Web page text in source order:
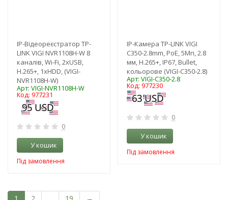
IP-Відеореєстратор TP-
LINK VIGI NVR1108H-W 8
каналів, Wi-Fi, 2xUSB,
H.265+, 1xHDD, (VIGI-
NVR1108H-W)
Арт: VIGI-NVR1108H-W
Код: 977231
0
У кошик
Під замовлення
IP-Камера TP-LINK VIGI
C350-2.8mm, PoE, 5Мп, 2.8
мм, H.265+, IP67, Bullet,
кольорове (VIGI-C350-2.8)
Арт: VIGI-C350-2.8
Код: 977230
0
У кошик
Під замовлення
1 2 ... 19 →